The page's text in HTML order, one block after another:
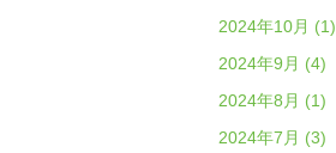
2024年10月 (1)
2024年9月 (4)
2024年8月 (1)
2024年7月 (3)